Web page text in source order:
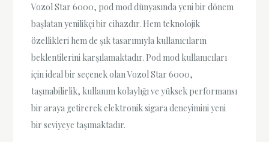
Vozol Star 6000, pod mod dünyasında yeni bir dönem
başlatan yenilikçi bir cihazdır. Hem teknolojik
özellikleri hem de şık tasarımıyla kullanıcıların
beklentilerini karşılamaktadır. Pod mod kullanıcıları
için ideal bir seçenek olan Vozol Star 6000,
taşınabilirlik, kullanım kolaylığı ve yüksek performansı
bir araya getirerek elektronik sigara deneyimini yeni
bir seviyeye taşımaktadır.